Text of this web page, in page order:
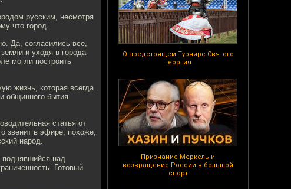
О предстоящем Турнире Святого
Георгия
Признание Меркель и
возвращение России в большой
спорт
русским, несмотря
что город.
Да, согласились все,
и уходя в города
могли построить
жизнь, которая всегда
общинного бытия
статья от
звенит в эфире, похоже,
народ.
поднявшийся над
Готовый